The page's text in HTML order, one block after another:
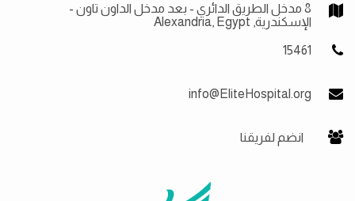
8 مدخل الطريق الدائري - بعد مدخل الداون تاون -
الإسكندرية, Alexandria, Egypt
15461
info@EliteHospital.org
انضم لفريقنا